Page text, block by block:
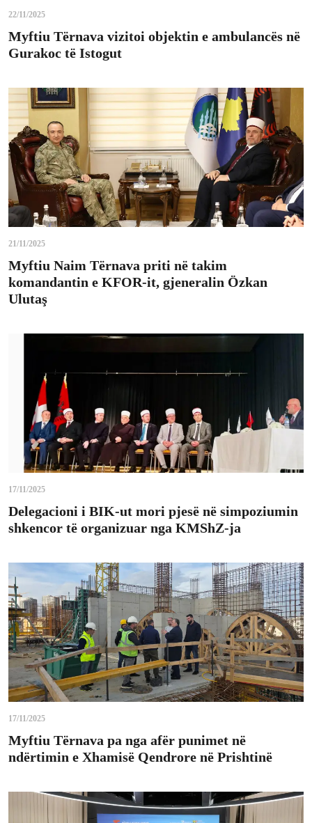
22/11/2025
Myftiu Tërnava vizitoi objektin e ambulancës në
Gurakoc të Istogut
21/11/2025
Myftiu Naim Tërnava priti në takim
komandantin e KFOR-it, gjeneralin Özkan
Ulutaş
17/11/2025
Delegacioni i BIK-ut mori pjesë në simpoziumin
shkencor të organizuar nga KMShZ-ja
17/11/2025
Myftiu Tërnava pa nga afër punimet në
ndërtimin e Xhamisë Qendrore në Prishtinë